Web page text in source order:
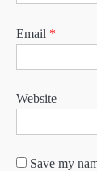
Email *
Website
Save my